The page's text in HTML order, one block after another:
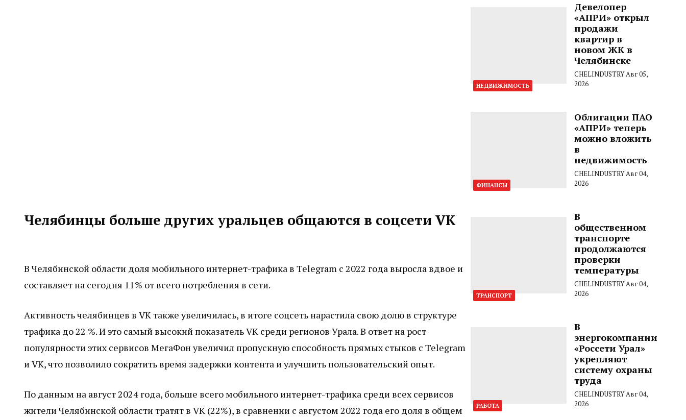
Челябинцы больше других уральцев общаются в соцсети VK
В Челябинской области доля мобильного интернет-трафика в Telegram с 2022 года выросла вдвое и
составляет на сегодня 11% от всего потребления в сети.
Активность челябинцев в VK также увеличилась, в итоге соцсеть нарастила свою долю в структуре
трафика до 22 %. И это самый высокий показатель VK среди регионов Урала. В ответ на рост
популярности этих сервисов МегаФон увеличил пропускную способность прямых стыков с Telegram
и VK, что позволило сократить время задержки контента и улучшить пользовательский опыт.
По данным на август 2024 года, больше всего мобильного интернет-трафика среди всех сервисов
жители Челябинской области тратят в VK (22%), в сравнении с августом 2022 года его доля в общем
НЕДВИЖИМОСТЬ
Девелопер
«АПРИ» открыл
продажи
квартир в
новом ЖК в
Челябинске
CHELINDUSTRYАвг 05,
2026
ФИНАНСЫ
Облигации ПАО
«АПРИ» теперь
можно вложить
в
недвижимость
CHELINDUSTRYАвг 04,
2026
ТРАНСПОРТ
В
общественном
транспорте
продолжаются
проверки
температуры
CHELINDUSTRYАвг 04,
2026
РАБОТА
В
энергокомпании
«Россети Урал»
укрепляют
систему охраны
труда
CHELINDUSTRYАвг 04,
2026